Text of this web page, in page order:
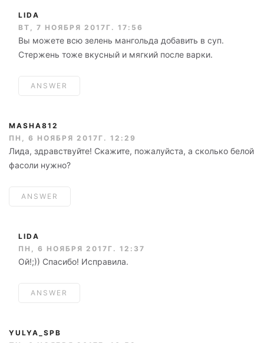
LIDA
ВТ, 7 НОЯБРЯ 2017Г. 17:56
Вы можете всю зелень мангольда добавить в суп.
Стержень тоже вкусный и мягкий после варки.
ANSWER
MASHA812
ПН, 6 НОЯБРЯ 2017Г. 12:29
Лида, здравствуйте! Скажите, пожалуйста, а сколько белой
фасоли нужно?
ANSWER
LIDA
ПН, 6 НОЯБРЯ 2017Г. 12:37
Ой!;)) Спасибо! Исправила.
ANSWER
YULYA_SPB